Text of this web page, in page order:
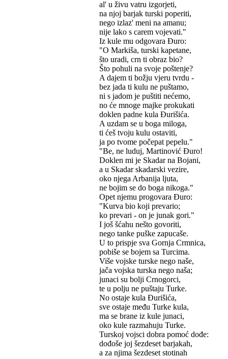
al' u živu vatru izgorjeti,
na njoj barjak turski poperiti,
nego izlaz' meni na amanu;
nije lako s carem vojevati."
Iz kule mu odgovara Đuro:
"O Markiša, turski kapetane,
što uradi, crn ti obraz bio?
Što pohuli na svoje poštenje?
A dajem ti božju vjeru tvrdu -
bez jada ti kulu ne puštamo,
ni s jadom je puštiti nećemo,
no će mnoge majke prokukati
doklen padne kula Đurišića.
A uzdam se u boga miloga,
ti ćeš tvoju kulu ostaviti,
ja po tvome počepat pepelu."
"Be, ne luduj, Martinović Đuro!
Doklen mi je Skadar na Bojani,
a u Skadar skadarski vezire,
oko njega Arbanija ljuta,
ne bojim se do boga nikoga."
Opet njemu progovara Đuro:
"Kurva bio koji prevario;
ko prevari - on je junak gori."
I još šćahu nešto govoriti,
nego tanke puške zapucaše.
U to prispje sva Gornja Crmnica,
pobiše se bojem sa Turcima.
Više vojske turske nego naše,
jača vojska turska nego naša;
junaci su bolji Crnogorci,
te u polju ne puštaju Turke.
No ostaje kula Đurišića,
sve ostaje među Turke kula,
ma se brane iz kule junaci,
oko kule razmahuju Turke.
Turskoj vojsci dobra pomoć dođe:
dođoše joj šezdeset barjakah,
a za njima šezdeset stotinah